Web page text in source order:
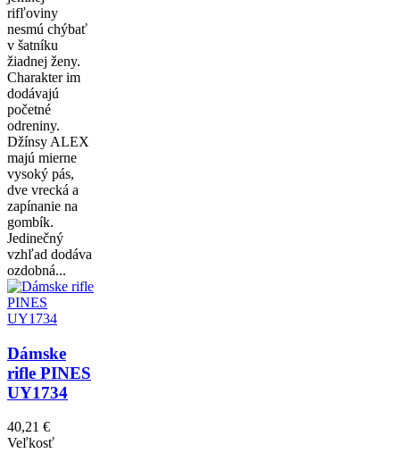
rifľoviny
nesmú chýbať
v šatníku
žiadnej ženy.
Charakter im
dodávajú
početné
odreniny.
Džínsy ALEX
majú mierne
vysoký pás,
dve vrecká a
zapínanie na
gombík.
Jedinečný
vzhľad dodáva
ozdobná...
Dámske
rifle PINES
UY1734
40,21 €
Veľkosť